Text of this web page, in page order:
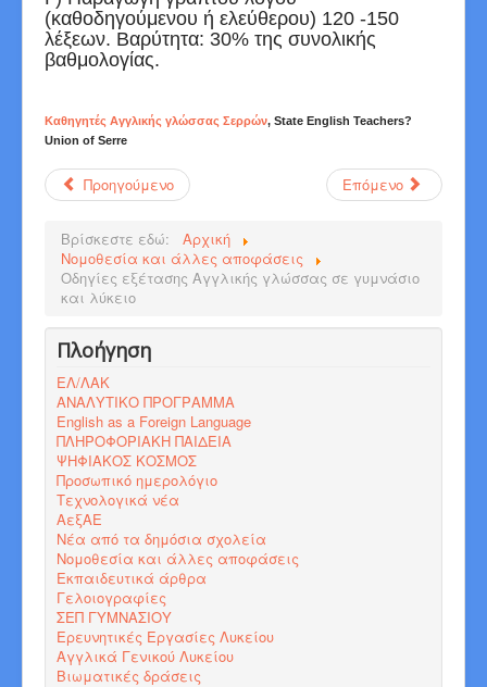
(καθοδηγούμενου ή ελεύθερου) 120 -150
λέξεων. Βαρύτητα: 30% της συνολικής
βαθμολογίας.
Καθηγητές Αγγλικής γλώσσας Σερρών, State English Teachers?
Union of Serre
Προηγούμενο Επόμενο
Βρίσκεστε εδώ:
Αρχική
Νομοθεσία και άλλες αποφάσεις
Οδηγίες εξέτασης Αγγλικής γλώσσας σε γυμνάσιο
και λύκειο
Πλοήγηση
ΕΛ/ΛΑΚ
ΑΝΑΛΥΤΙΚΟ ΠΡΟΓΡΑΜΜΑ
English as a Foreign Language
ΠΛΗΡΟΦΟΡΙΑΚΗ ΠΑΙΔΕΙΑ
ΨΗΦΙΑΚΟΣ ΚΟΣΜΟΣ
Προσωπικό ημερολόγιο
Τεχνολογικά νέα
ΑεξΑΕ
Νέα από τα δημόσια σχολεία
Νομοθεσία και άλλες αποφάσεις
Εκπαιδευτικά άρθρα
Γελοιογραφίες
ΣΕΠ ΓΥΜΝΑΣΙΟΥ
Ερευνητικές Εργασίες Λυκείου
Αγγλικά Γενικού Λυκείου
Βιωματικές δράσεις